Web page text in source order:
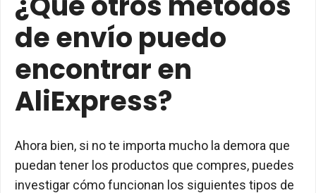
de envío puedo
encontrar en
AliExpress?
Ahora bien, si no te importa mucho la demora que
puedan tener los productos que compres, puedes
investigar cómo funcionan los siguientes tipos de